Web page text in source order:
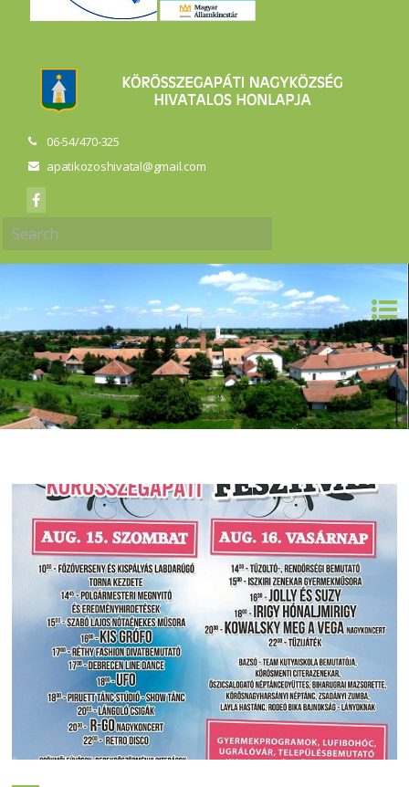
06-54/470-325
apatikozoshivatal@gmail.com